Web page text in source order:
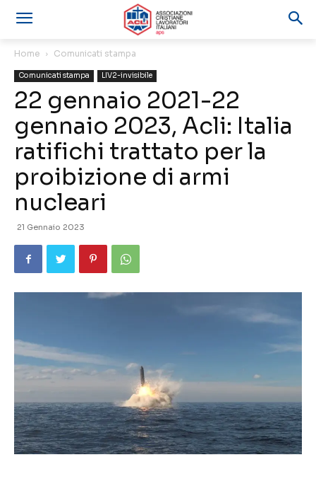
Home Comunicati stampa
Comunicati stampa LIV2-invisibile
22 gennaio 2021-22
gennaio 2023, Acli: Italia
ratifichi trattato per la
proibizione di armi
nucleari
21 Gennaio 2023